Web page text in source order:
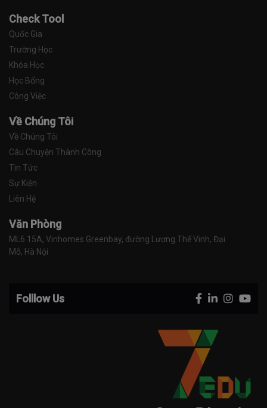
Check Tool
Quốc Gia
Trường Học
Khóa Học
Học Bổng
Công Việc
Về Chúng Tôi
Về Chúng Tôi
Câu Chuyện Thành Công
Tin Tức
Sự Kiện
Liên Hệ
Văn Phòng
ML6 15A, Vinhomes Greenbay, đường Lương Thế Vinh, Đại
Mỗ, Hà Nội
Folllow Us